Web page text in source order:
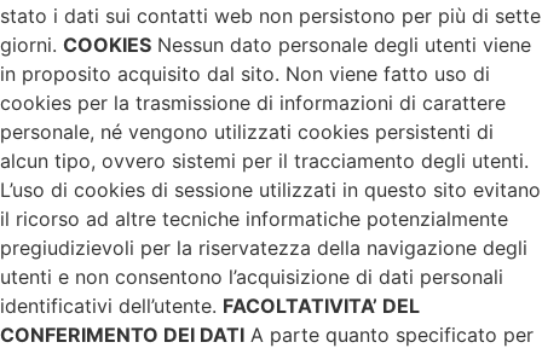
stato i dati sui contatti web non persistono per più di sette
giorni. COOKIES Nessun dato personale degli utenti viene
in proposito acquisito dal sito. Non viene fatto uso di
cookies per la trasmissione di informazioni di carattere
personale, né vengono utilizzati cookies persistenti di
alcun tipo, ovvero sistemi per il tracciamento degli utenti.
L’uso di cookies di sessione utilizzati in questo sito evitano
il ricorso ad altre tecniche informatiche potenzialmente
pregiudizievoli per la riservatezza della navigazione degli
utenti e non consentono l’acquisizione di dati personali
identificativi dell’utente. FACOLTATIVITA’ DEL
CONFERIMENTO DEI DATI A parte quanto specificato per